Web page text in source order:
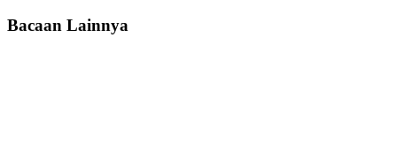
Bacaan Lainnya